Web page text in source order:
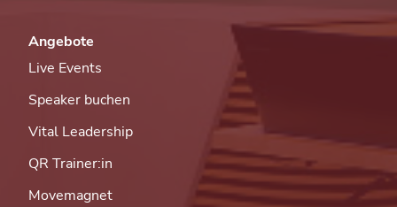
Angebote
Live Events
Speaker buchen
Vital Leadership
QR Trainer:in
Movemagnet